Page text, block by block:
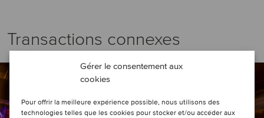
Gérer le consentement aux
cookies
Pour offrir la meilleure expérience possible, nous utilisons des
technologies telles que les cookies pour stocker et/ou accéder aux
Transactions connexes